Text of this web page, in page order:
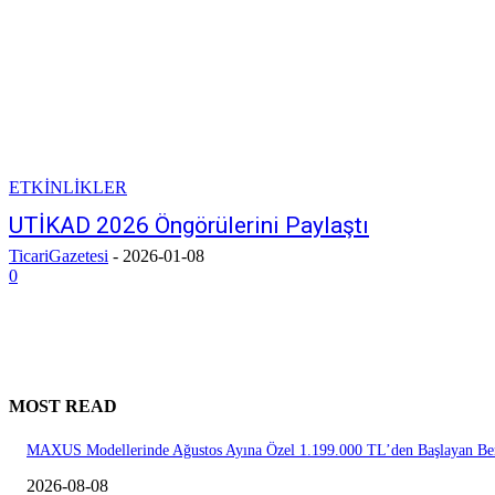
ETKİNLİKLER
UTİKAD 2026 Öngörülerini Paylaştı
TicariGazetesi - 2026-01-08
0
MOST READ
MAXUS Modellerinde Ağustos Ayına Özel 1.199.000 TL’den Başlayan
2026-08-08